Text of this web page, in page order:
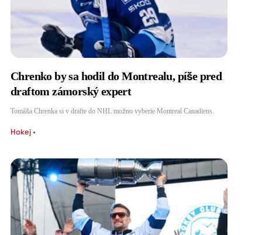
Chrenko by sa hodil do Montrealu, píše pred
draftom zámorský expert
Tomáša Chrenka si v drafte do NHL možno vyberie Montreal Canadiens.
Hokej•